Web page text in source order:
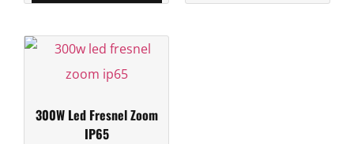
300W Led Fresnel Zoom
IP65